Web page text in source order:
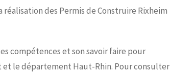
des Permis de Construire Rixheim
compétences et son savoir faire pour
et le département Haut-Rhin. Pour consulter